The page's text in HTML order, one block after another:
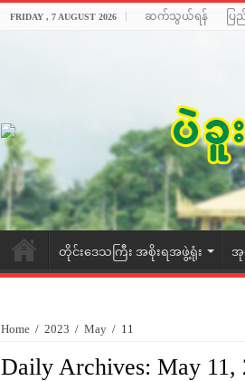
FRIDAY , 7 AUGUST 2026 ဆက်သွယ်ရန် ပ
တိုင်းဒေသကြီး အစိုးရအဖွဲ့ရုံး အု
Home / 2023 / May / 11
Daily Archives: May 11,